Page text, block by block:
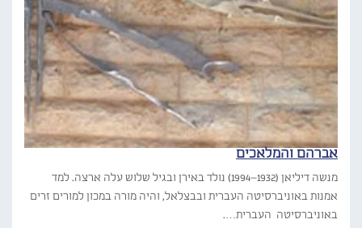
אברהם והמלאכים
מנשה דיליאן (1932–1994) נולד באירן ובגיל שלוש עלה ארצה. למד
אמנות באוניברסיטה העברית ובבצלאל, והיה מורה במכון למורים זרים
באוניברסיטה העברית….